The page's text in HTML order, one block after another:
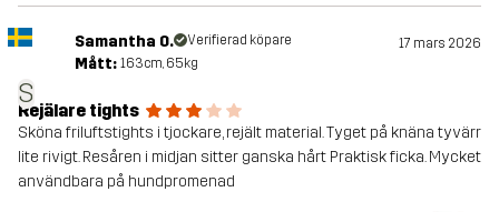
S
Samantha O. Verifierad köpare 17 mars 2026
Mått: 163cm, 65kg
Rejälare tights
Sköna friluftstights i tjockare, rejält material. Tyget på knäna tyvärr
lite rivigt. Resåren i midjan sitter ganska hårt Praktisk ficka. Mycket
användbara på hundpromenad